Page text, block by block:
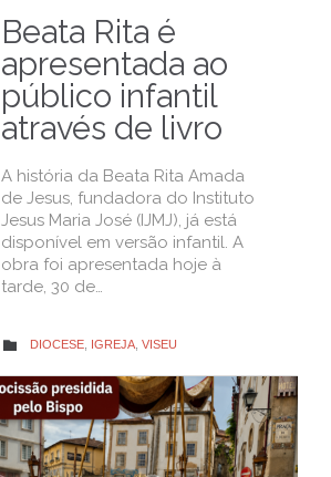
Beata Rita é
apresentada ao
público infantil
através de livro
A história da Beata Rita Amada
de Jesus, fundadora do Instituto
Jesus Maria José (IJMJ), já está
disponível em versão infantil. A
obra foi apresentada hoje à
tarde, 30 de…
 CATEGORY
DIOCESE IGREJA VISEU